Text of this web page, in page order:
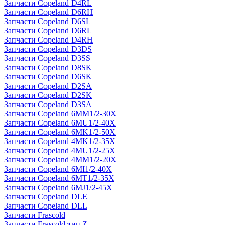
Запчасти Copeland D4RL
Запчасти Copeland D6RH
Запчасти Copeland D6SL
Запчасти Copeland D6RL
Запчасти Copeland D4RH
Запчасти Copeland D3DS
Запчасти Copeland D3SS
Запчасти Copeland D8SK
Запчасти Copeland D6SK
Запчасти Copeland D2SA
Запчасти Copeland D2SK
Запчасти Copeland D3SA
Запчасти Copeland 6MM1/2-30X
Запчасти Copeland 6MU1/2-40X
Запчасти Copeland 6MK1/2-50X
Запчасти Copeland 4MK1/2-35X
Запчасти Copeland 4MU1/2-25X
Запчасти Copeland 4MM1/2-20X
Запчасти Copeland 6MI1/2-40X
Запчасти Copeland 6MT1/2-35X
Запчасти Copeland 6MJ1/2-45X
Запчасти Copeland DLE
Запчасти Copeland DLL
Запчасти Frascold